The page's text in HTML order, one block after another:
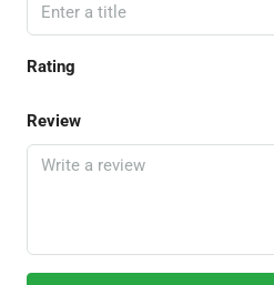
Rating
Review